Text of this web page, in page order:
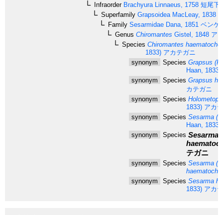
InfraorderBrachyura Linnaeus, 1758 短尾下
Superfamily Grapsoidea MacLeay, 1838
Family Sesarmidae Dana, 1851 ベンケ
Genus Chiromantes Gistel, 1848 ア
Species Chiromantes
1833) アカテガニ
synonym
Species Grapsus
Haan, 1833
synonym
Species Grapsus
カテガニ
synonym
Species
1833) アカ
synonym
Species Sesarma
Haan, 1833)
synonym
Species Sesarma
テガニ
synonym Species Sesarma
synonym
Species Sesarma
1833) アカ